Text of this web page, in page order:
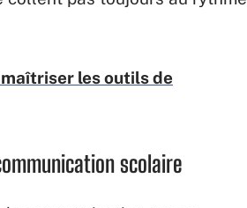
les outils de
scolaire